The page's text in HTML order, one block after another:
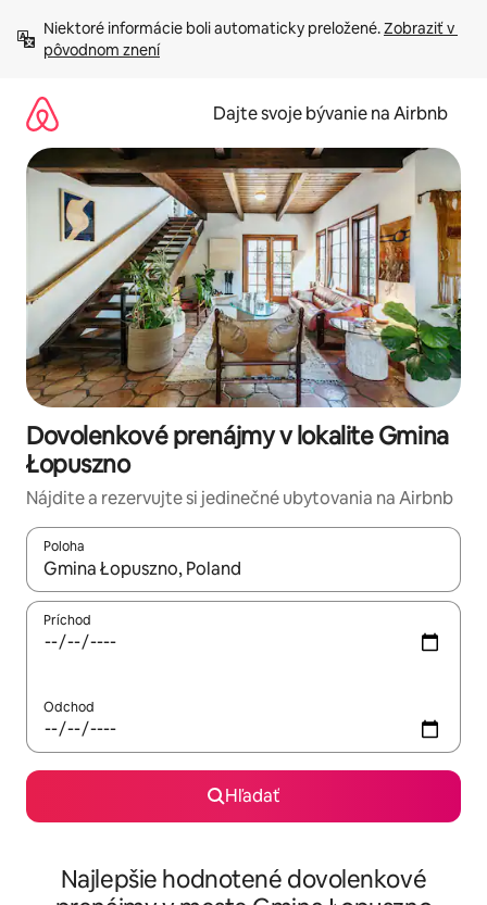
obsah.
Niektoré informácie boli automaticky preložené. Zobraziť v
pôvodnom znení
Dajte svoje bývanie na Airbnb
Dovolenkové prenájmy v lokalite Gmina
Łopuszno
Nájdite a rezervujte si jedinečné ubytovania na Airbnb
Poloha
Keď budú výsledky k dispozícii, môžete si ich prechádzať
Príchod
Odchod
Hľadať
Najlepšie hodnotené dovolenkové